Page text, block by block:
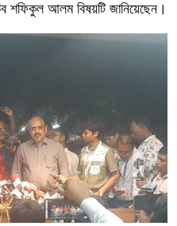
শফিকুল আলম বিষয়টি জানিয়েছেন।